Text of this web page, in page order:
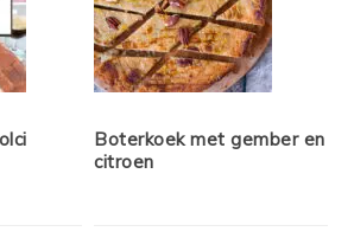
Boterkoek met gember en
citroen